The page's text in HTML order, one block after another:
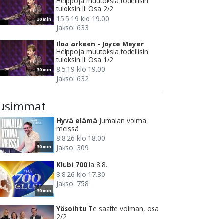
30 min
tuloksin II. Osa 2/2
15.5.19 klo 19.00
Jakso: 633
30 min
Iloa arkeen - Joyce Meyer
Helppoja muutoksia todellisin
tuloksin II. Osa 1/2
8.5.19 klo 19.00
Jakso: 632
30 min
Hyvä elämä Jumalan voima
meissä
8.8.26 klo 18.00
Jakso: 309
30 min
Klubi 700 la 8.8.
8.8.26 klo 17.30
Jakso: 758
Yösoihtu Te saatte voiman, osa
2/2